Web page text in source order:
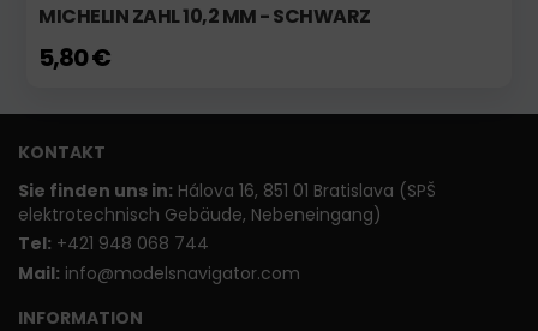
MICHELIN ZAHL 10,2 MM - SCHWARZ
5,80 €
KONTAKT
Sie finden uns in: Hálova 16, 851 01 Bratislava (SPŠ
elektrotechnisch Gebäude, Nebeneingang)
Tel: +421 948 068 744
Mail: info@modelsnavigator.com
INFORMATION